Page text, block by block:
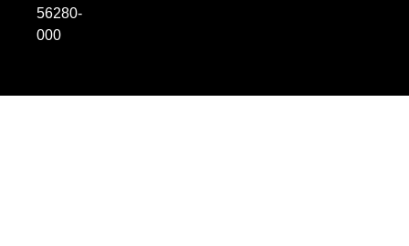
56280-
000